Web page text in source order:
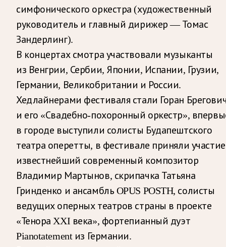
симфонического оркестра (художественный
руководитель и главный дирижер — Томас
Зандерлинг).
В концертах смотра участвовали музыканты
из Венгрии, Сербии, Японии, Испании, Грузии,
Германии, Великобритании и России.
Хедлайнерами фестиваля стали Горан
и его «Свадебно-похоронный оркестр»,
в городе выступили солисты Будапештского
театра оперетты, в фестивале приняли участие
известнейший современный композитор
Владимир Мартынов, скрипачка Татьяна
Гринденко и ансамбль OPUS POSTH, солисты
ведущих оперных театров страны в проекте
«Тенора XXI века», фортепианный дуэт
Pianotatement из Германии.